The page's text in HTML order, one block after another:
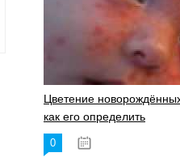
Цветение
как его определить
0